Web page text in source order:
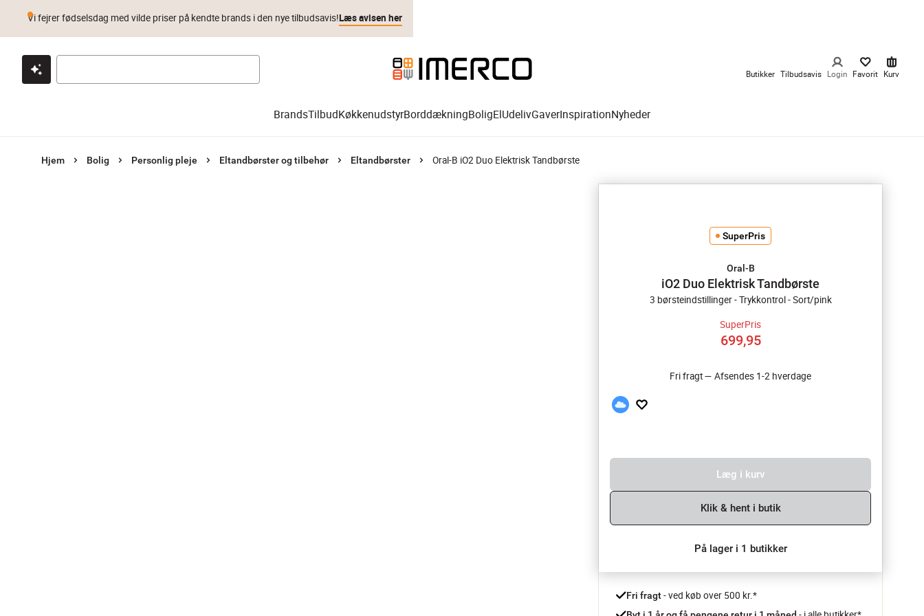
Klik & hent Byt i 1 år Prismatch
Vi fejrer fødselsdag med vilde priser på kendte brands i den nye tilbudsavis!Læs avisen her
Butikker Tilbudsavis Login Favorit Kurv
BrandsTilbudKøkkenudstyrBorddækningBoligElUdelivGaverInspirationNyheder
Hjem Bolig Personlig pleje Eltandbørster og tilbehør Eltandbørster Oral-B iO2 Duo Elektrisk Tandbørste
SuperPris
Oral-B
iO2 Duo Elektrisk Tandbørste
3 børsteindstillinger - Trykkontrol - Sort/pink
SuperPris
699,95
Fri fragt — Afsendes 1-2 hverdage
Læg i kurv
Klik & hent i butik
På lager i 1 butikker
Fri fragt - ved køb over 500 kr.*